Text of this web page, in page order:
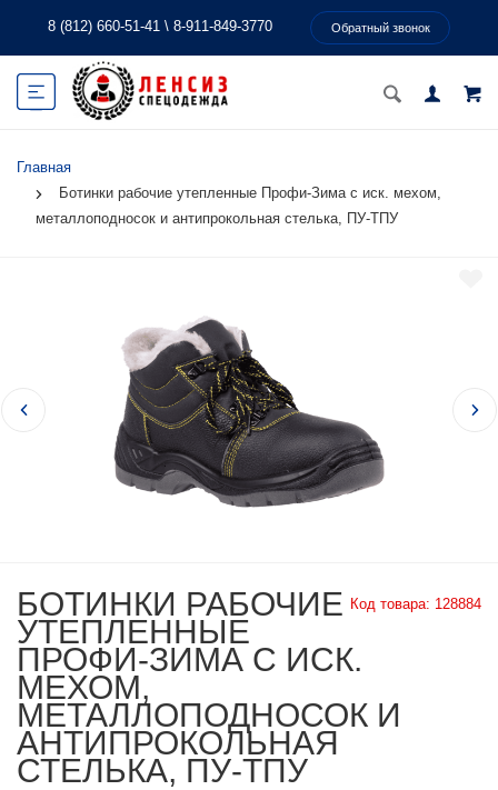
8 (812) 660-51-41 \ 8-911-849-3770 Обратный звонок
Главная
Ботинки рабочие утепленные Профи-Зима с иск. мехом,
металлоподносок и антипрокольная стелька, ПУ-ТПУ
Код товара: 128884
БОТИНКИ РАБОЧИЕ
УТЕПЛЕННЫЕ
ПРОФИ-ЗИМА С ИСК.
МЕХОМ,
МЕТАЛЛОПОДНОСОК И
АНТИПРОКОЛЬНАЯ
СТЕЛЬКА, ПУ-ТПУ